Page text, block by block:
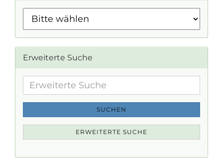
Erweiterte Suche
Erweiterte
Suche
SUCHEN
ERWEITERTE SUCHE